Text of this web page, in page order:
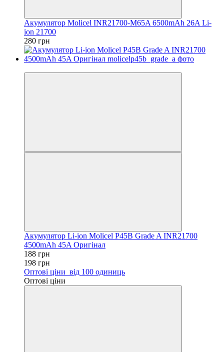
Акумулятор Molicel INR21700-M65A 6500mAh 26A Li-
ion 21700
280 грн
Акумулятор Li-ion Molicel P45B Grade A INR21700
4500mAh 45A Оригінал
188 грн
198 грн
Оптові ціни від 100 одиниць
Оптові ціни